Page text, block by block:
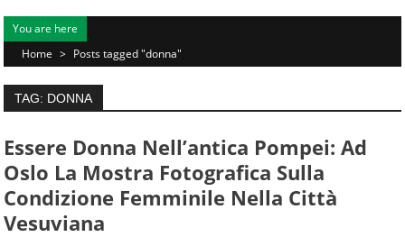
You are here
Home > Posts tagged "donna"
TAG: DONNA
Essere Donna Nell’antica Pompei: Ad
Oslo La Mostra Fotografica Sulla
Condizione Femminile Nella Città
Vesuviana